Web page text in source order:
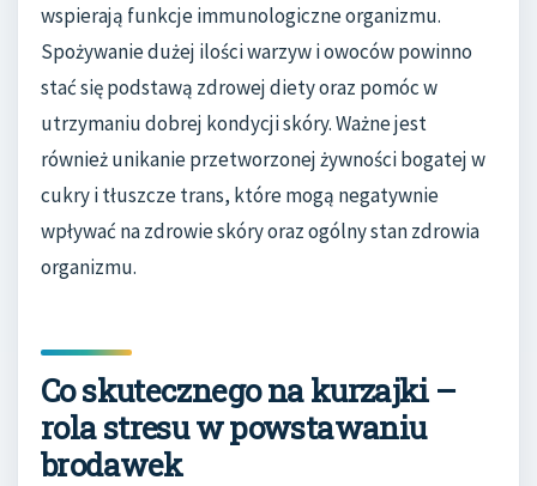
wspierają funkcje immunologiczne organizmu.
Spożywanie dużej ilości warzyw i owoców powinno
stać się podstawą zdrowej diety oraz pomóc w
utrzymaniu dobrej kondycji skóry. Ważne jest
również unikanie przetworzonej żywności bogatej w
cukry i tłuszcze trans, które mogą negatywnie
wpływać na zdrowie skóry oraz ogólny stan zdrowia
organizmu.
Co skutecznego na kurzajki –
rola stresu w powstawaniu
brodawek